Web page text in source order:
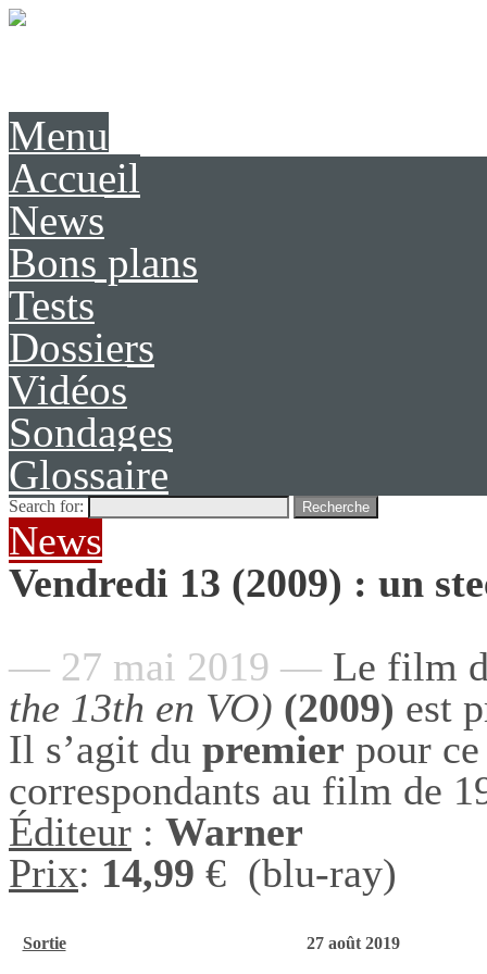
Menu
Accueil
News
Bons plans
Tests
Dossiers
Vidéos
Sondages
Glossaire
Search for: Recherche
News
Vendredi 13 (2009) : un
— 27 mai 2019 — Le film
the 13th en VO) (2009) est
Il s’agit du premier pour
correspondants au film de
Éditeur : Warner
Prix: 14,99 € (blu-ray)
Sortie 27 août 2019